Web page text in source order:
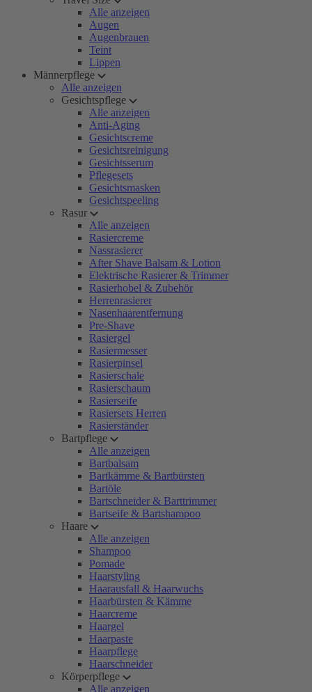
Alle anzeigen
Augen
Augenbrauen
Teint
Lippen
Männerpflege
Alle anzeigen
Gesichtspflege
Alle anzeigen
Anti-Aging
Gesichtscreme
Gesichtsreinigung
Gesichtsserum
Pflegesets
Gesichtsmasken
Gesichtspeeling
Rasur
Alle anzeigen
Rasiercreme
Nassrasierer
After Shave Balsam & Lotion
Elektrische Rasierer & Trimmer
Rasierhobel & Zubehör
Herrenrasierer
Nasenhaarentfernung
Pre-Shave
Rasiergel
Rasiermesser
Rasierpinsel
Rasierschale
Rasierschaum
Rasierseife
Rasiersets Herren
Rasierständer
Bartpflege
Alle anzeigen
Bartbalsam
Bartkämme & Bartbürsten
Bartöle
Bartschneider & Barttrimmer
Bartseife & Bartshampoo
Haare
Alle anzeigen
Shampoo
Pomade
Haarstyling
Haarausfall & Haarwuchs
Haarbürsten & Kämme
Haarcreme
Haargel
Haarpaste
Haarpflege
Haarschneider
Körperpflege
Alle anzeigen